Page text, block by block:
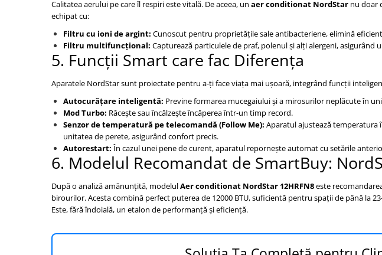
Calitatea aerului pe care îl respiri este vitală. De aceea, un aer conditionat NordStar nu doar
echipat cu:
Filtru cu ioni de argint: Cunoscut pentru proprietățile sale antibacteriene, elimină
Filtru multifuncțional: Capturează particulele de praf, polenul și alți alergeni, asigurând
5. Funcții Smart care fac Diferența
Aparatele NordStar sunt proiectate pentru a-ți face viața mai ușoară, integrând funcții
Autocurățare inteligentă: Previne formarea mucegaiului și a mirosurilor neplăcute în
Mod Turbo: Răcește sau încălzește încăperea într-un timp record.
Senzor de temperatură pe telecomandă (Follow Me): Aparatul ajustează temperatura
unitatea de perete, asigurând confort precis.
Autorestart:În cazul unei pene de curent, aparatul repornește automat cu setările
6. Modelul Recomandat de SmartBuy:
După o analiză amănunțită, modelulAer conditionat NordStar 12HRFN8este
birourilor. Acesta combină perfect puterea de 12000 BTU, suficientă pentru spații de până la
Este, fără îndoială, un etalon de performanță și eficiență.